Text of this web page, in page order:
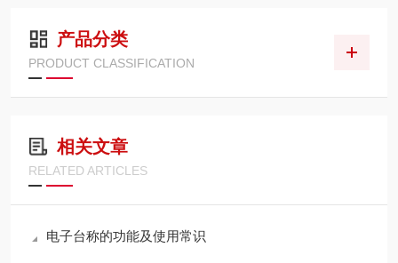
产品分类
PRODUCT CLASSIFICATION
相关文章
RELATED ARTICLES
电子台称的功能及使用常识